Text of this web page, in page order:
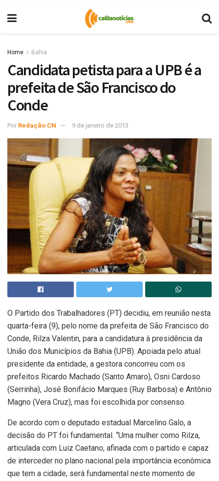
Home Bahia
Candidata petista para a UPB é a
prefeita de São Francisco do
Conde
Por Redação CN 9 de janeiro de 2013
O Partido dos Trabalhadores (PT) decidiu, em reunião nesta
quarta-feira (9), pelo nome da prefeita de São Francisco do
Conde, Rilza Valentin, para a candidatura à presidência da
União dos Municípios da Bahia (UPB). Apoiada pelo atual
presidente da entidade, a gestora concorreu com os
prefeitos Ricardo Machado (Santo Amaro), Osni Cardoso
(Serrinha), José Bonifácio Marques (Ruy Barbosa) e Antônio
Magno (Vera Cruz), mas foi escolhida por consenso.
De acordo com o deputado estadual Marcelino Galo, a
decisão do PT foi fundamental. “Uma mulher como Rilza,
articulada com Luiz Caetano, afinada com o partido e capaz
de interceder no plano nacional pela importância econômica
que tem a cidade, será fundamental neste momento de